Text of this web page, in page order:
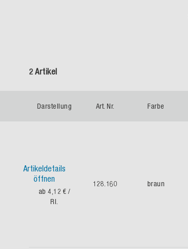
2 Artikel
Darstellung Art. Nr. Farbe
Artikeldetails
öffnen
ab 4,12 € /
Rl.
128.160 braun